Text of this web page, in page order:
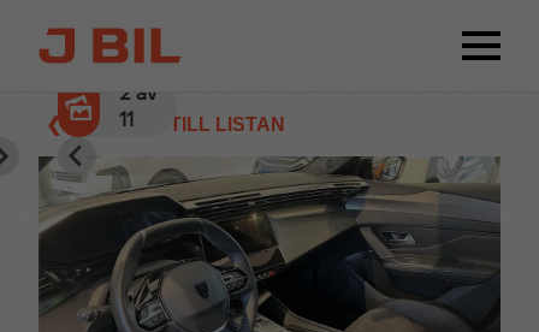
❮ TILLBAKA TILL LISTAN
3av
11